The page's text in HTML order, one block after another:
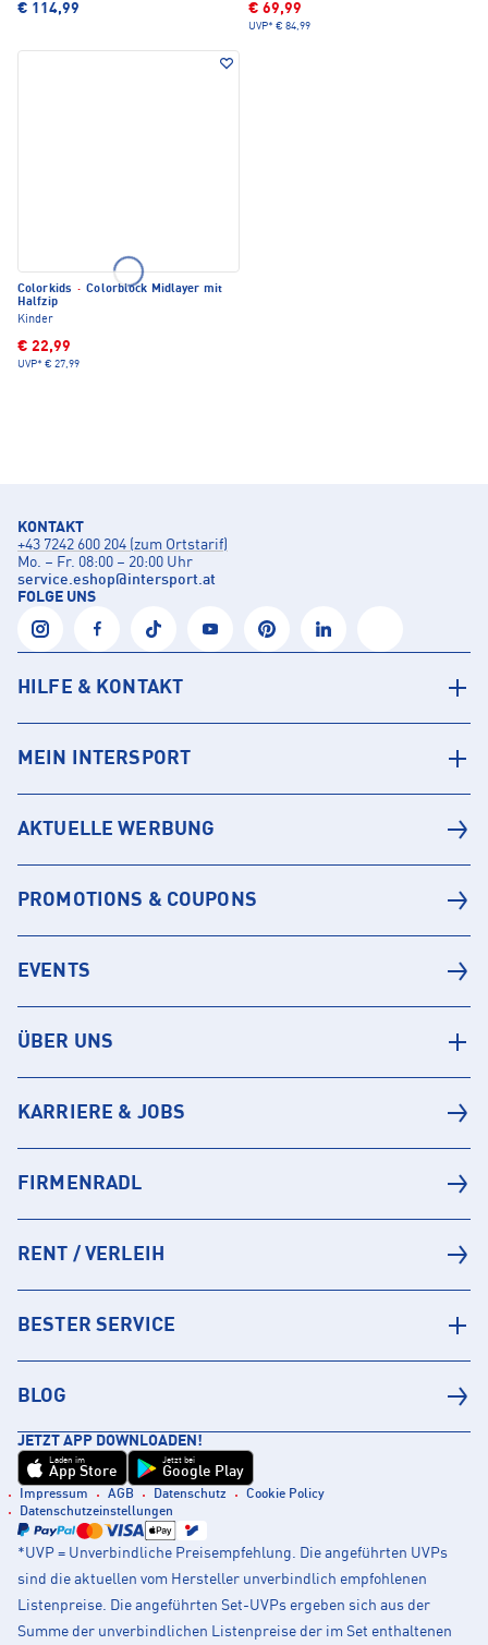
€ 114,99 € 69,99
UVP* € 84,99
Colorkids · Colorblock Midlayer mit
Halfzip
Kinder
€ 22,99
UVP* € 27,99
KONTAKT
+43 7242 600 204 (zum Ortstarif)
Mo. – Fr. 08:00 – 20:00 Uhr
service.eshop@intersport.at
FOLGE UNS
HILFE & KONTAKT
MEIN INTERSPORT
AKTUELLE WERBUNG
PROMOTIONS & COUPONS
EVENTS
ÜBER UNS
KARRIERE & JOBS
FIRMENRADL
RENT / VERLEIH
BESTER SERVICE
BLOG
JETZT APP DOWNLOADEN!
Laden im
App Store
Jetzt bei
Google Play
Impressum AGB Datenschutz
Cookie Policy
Datenschutzeinstellungen
*UVP = Unverbindliche Preisempfehlung. Die angeführten UVPs
sind die aktuellen vom Hersteller unverbindlich empfohlenen
Listenpreise. Die angeführten Set-UVPs ergeben sich aus der
Summe der unverbindlichen Listenpreise der im Set enthaltenen